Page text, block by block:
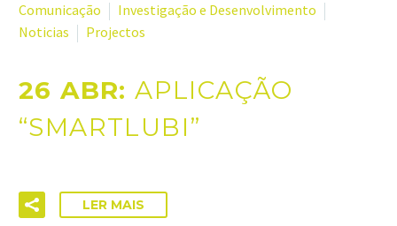
Comunicação
Investigação e Desenvolvimento
Noticias
Projectos
26 ABR:APLICAÇÃO
“SMARTLUBI”
LER MAIS